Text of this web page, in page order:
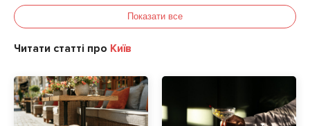
Показати все
Читати статті про Київ